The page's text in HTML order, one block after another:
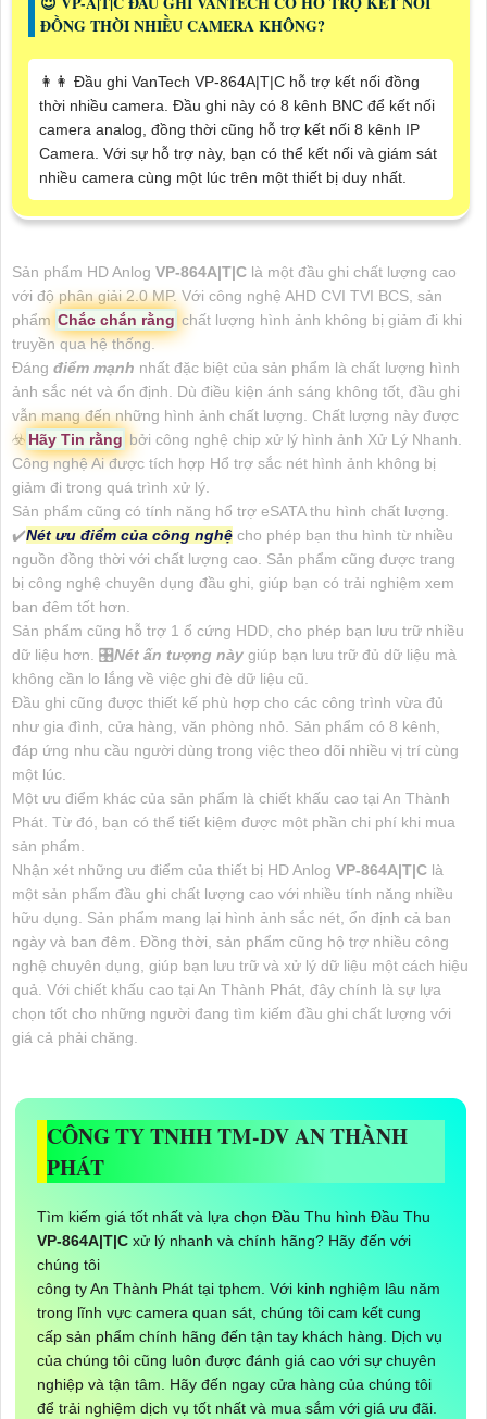
ĐỒNG THỜI NHIỀU CAMERA KHÔNG?
️👩‍👩 Đầu ghi VanTech VP-864A|T|C hỗ trợ kết nối đồng
thời nhiều camera. Đầu ghi này có 8 kênh BNC để kết nối
camera analog, đồng thời cũng hỗ trợ kết nối 8 kênh IP
Camera. Với sự hỗ trợ này, bạn có thể kết nối và giám sát
nhiều camera cùng một lúc trên một thiết bị duy nhất.
Sản phẩm HD Anlog VP-864A|T|C là một đầu ghi chất lượng cao
với độ phân giải 2.0 MP. Với công nghệ AHD CVI TVI BCS, sản
phẩm Chắc chắn rằng chất lượng hình ảnh không bị giảm đi khi
truyền qua hệ thống.
Đáng điểm mạnh nhất đặc biệt của sản phẩm là chất lượng hình
ảnh sắc nét và ổn định. Dù điều kiện ánh sáng không tốt, đầu ghi
vẫn mang đến những hình ảnh chất lượng. Chất lượng này được
☣️ Hãy Tin rằng bởi công nghệ chip xử lý hình ảnh Xử Lý Nhanh.
Công nghệ Ai được tích hợp Hổ trợ sắc nét hình ảnh không bị
giảm đi trong quá trình xử lý.
Sản phẩm cũng có tính năng hổ trợ eSATA thu hình chất lượng.
✔️Nét ưu điểm của công nghệ cho phép bạn thu hình từ nhiều
nguồn đồng thời với chất lượng cao. Sản phẩm cũng được trang
bị công nghệ chuyên dụng đầu ghi, giúp bạn có trải nghiệm xem
ban đêm tốt hơn.
Sản phẩm cũng hỗ trợ 1 ổ cứng HDD, cho phép bạn lưu trữ nhiều
dữ liệu hơn. 🎛Nét ấn tượng này giúp bạn lưu trữ đủ dữ liệu mà
không cần lo lắng về việc ghi đè dữ liệu cũ.
Đầu ghi cũng được thiết kế phù hợp cho các công trình vừa đủ
như gia đình, cửa hàng, văn phòng nhỏ. Sản phẩm có 8 kênh,
đáp ứng nhu cầu người dùng trong việc theo dõi nhiều vị trí cùng
một lúc.
Một ưu điểm khác của sản phẩm là chiết khấu cao tại An Thành
Phát. Từ đó, bạn có thể tiết kiệm được một phần chi phí khi mua
sản phẩm.
Nhận xét những ưu điểm của thiết bị HD Anlog VP-864A|T|C là
một sản phẩm đầu ghi chất lượng cao với nhiều tính năng nhiều
hữu dụng. Sản phẩm mang lại hình ảnh sắc nét, ổn định cả ban
ngày và ban đêm. Đồng thời, sản phẩm cũng hộ trợ nhiều công
nghệ chuyên dụng, giúp bạn lưu trữ và xử lý dữ liệu một cách hiệu
quả. Với chiết khấu cao tại An Thành Phát, đây chính là sự lựa
chọn tốt cho những người đang tìm kiếm đầu ghi chất lượng với
giá cả phải chăng.
CÔNG TY TNHH TM-DV AN THÀNH
PHÁT
Tìm kiếm giá tốt nhất và lựa chọn Đầu Thu hình Đầu Thu
VP-864A|T|C xử lý nhanh và chính hãng? Hãy đến với
chúng tôi
công ty An Thành Phát tại tphcm. Với kinh nghiệm lâu năm
trong lĩnh vực camera quan sát, chúng tôi cam kết cung
cấp sản phẩm chính hãng đến tận tay khách hàng. Dịch vụ
của chúng tôi cũng luôn được đánh giá cao với sự chuyên
nghiệp và tận tâm. Hãy đến ngay cửa hàng của chúng tôi
để trải nghiệm dịch vụ tốt nhất và mua sắm với giá ưu đãi.